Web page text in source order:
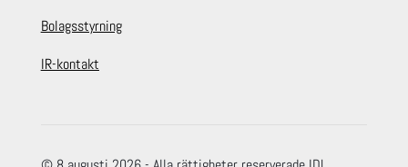
Bolagsstyrning
IR-kontakt